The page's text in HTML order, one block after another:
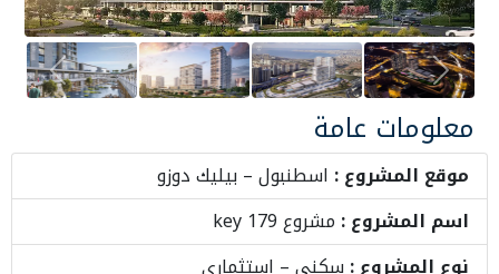
Previous
Next
معلومات عامة
موقع المشروع : اسطنبول – بيليك دوزو
اسم المشروع : مشروع key 179
نوع المشروع : سكني – استثماري